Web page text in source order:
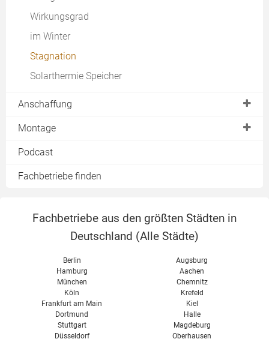
Wirkungsgrad
im Winter
Stagnation
Solarthermie Speicher
Anschaffung
Solarstrahlung
Auslegung & Planung
Montage
Dachausrichtung
Dachneigung
Flachdach
Auslegung
Installation
Solarthermie Sets
Selbstbau
Podcast
Fachbetriebe finden
Fachbetriebe aus den größten Städten in
Deutschland (Alle Städte)
Berlin
Hamburg
München
Köln
Frankfurt am Main
Dortmund
Stuttgart
Düsseldorf
Augsburg
Aachen
Chemnitz
Krefeld
Kiel
Halle
Magdeburg
Oberhausen